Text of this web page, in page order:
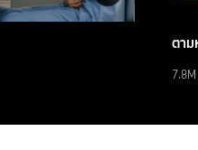
ตาม
7.8M